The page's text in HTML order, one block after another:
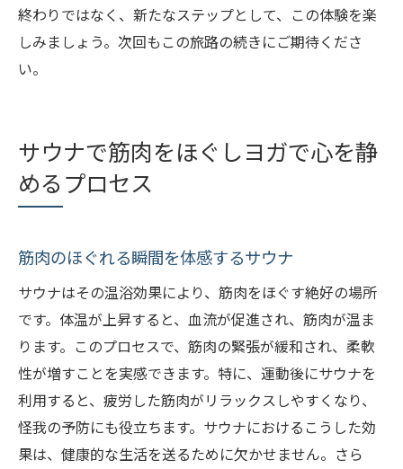
終わりではなく、新たなステップとして、この体験を楽
しみましょう。次回もこの旅路の続きにご期待くださ
い。
サウナで筋肉をほぐしヨガで心を静
めるプロセス
筋肉のほぐれる瞬間を体感するサウナ
サウナはその温浴効果により、筋肉をほぐす絶好の場所
です。体温が上昇すると、血流が促進され、筋肉が温ま
ります。このプロセスで、筋肉の緊張が緩和され、柔軟
性が増すことを実感できます。特に、運動後にサウナを
利用すると、疲労した筋肉がリラックスしやすくなり、
怪我の予防にも役立ちます。サウナにおけるこうした効
果は、健康的な生活を送るために欠かせません。さら